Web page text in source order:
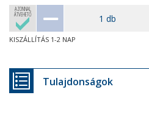
AZONNAL
ÁTVEHETŐ
KISZÁLLÍTÁS 1-2 NAP
Tulajdonságok